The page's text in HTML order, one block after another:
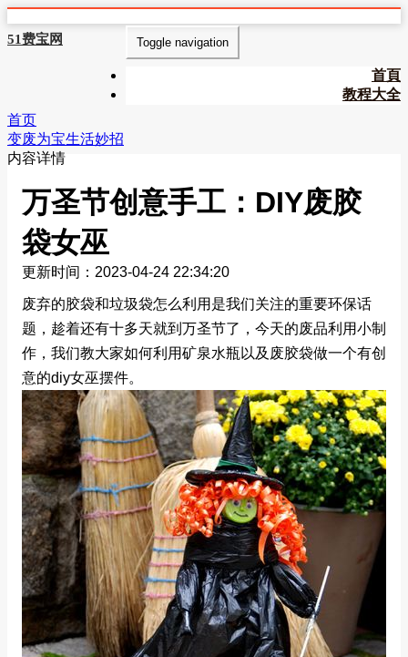
51费宝网 Toggle navigation
首頁
教程大全
首页
变废为宝生活妙招
内容详情
万圣节创意手工：DIY废胶
袋女巫
更新时间：2023-04-24 22:34:20
废弃的胶袋和垃圾袋怎么利用是我们关注的重要环保话
题，趁着还有十多天就到万圣节了，今天的废品利用小制
作，我们教大家如何利用矿泉水瓶以及废胶袋做一个有创
意的diy女巫摆件。